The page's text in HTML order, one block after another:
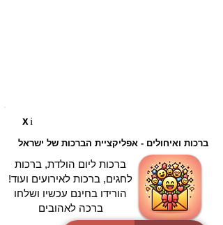
Xi
ברכות ואיחולים - אפליקציית הברכות של ישראל
ברכות ליום הולדת, ברכות
לחגים, ברכות לאירועים ועוד!
הורידו בחינם עכשיו ושלחו
ברכה לאהובים